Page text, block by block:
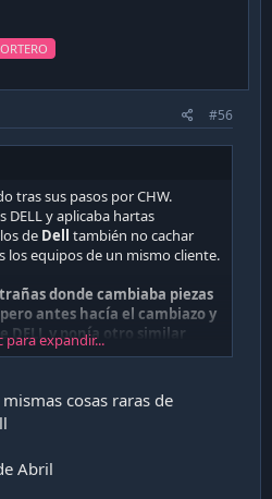
#56
tras sus pasos por CHW.
DELL y aplicaba hartas
los de Dell también no cachar
los equipos de un mismo cliente.
donde cambiaba piezas
antes hacía el cambiazo y
DELL y ponía otro similar
con las RAM y todo lo
intervenidos donde no
venía a llorar a CHW y
para expandir...
cosas raras de
Abril